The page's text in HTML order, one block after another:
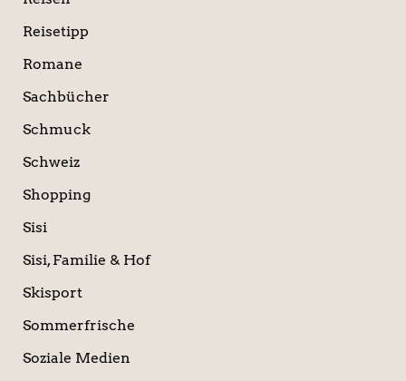
Reisetipp
Romane
Sachbücher
Schmuck
Schweiz
Shopping
Sisi
Sisi, Familie & Hof
Skisport
Sommerfrische
Soziale Medien